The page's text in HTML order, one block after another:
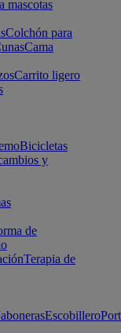
mascotas
Colchón para
Cama
Carrito ligero
Bicicletas
y
de
Terapia de
Escobillero